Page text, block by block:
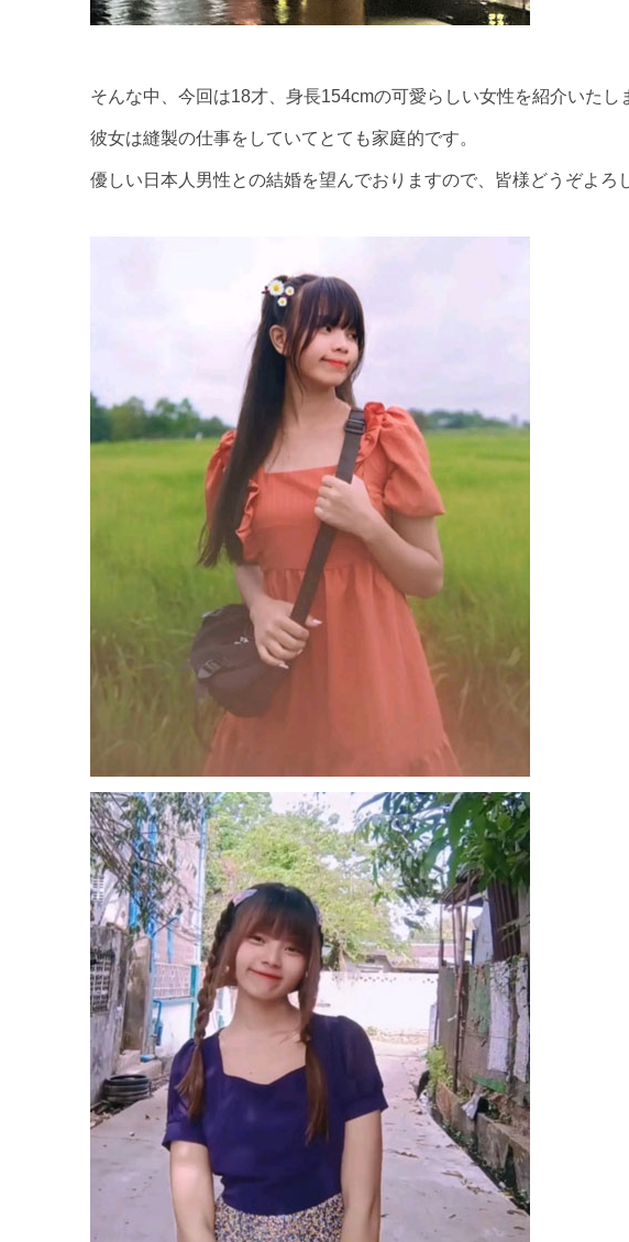
そんな中、今回は18才、身長154cmの可愛らしい女性を紹介いたし
彼女は縫製の仕事をしていてとても家庭的です。
優しい日本人男性との結婚を望んでおりますので、皆様どうぞよろ